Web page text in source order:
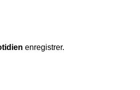
enregistrer.